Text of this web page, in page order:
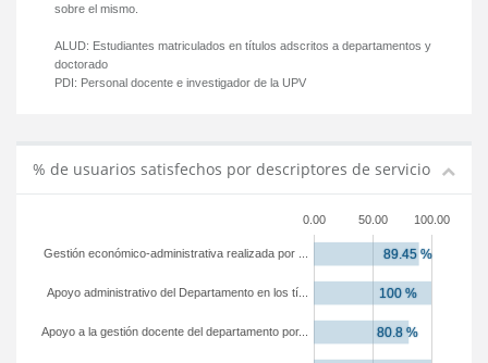
sobre el mismo.
ALUD: Estudiantes matriculados en títulos adscritos a departamentos y
doctorado
PDI: Personal docente e investigador de la UPV
% de usuarios satisfechos por descriptores de servicio
0.00 50.00 100.00
Apoyo a la gestión docente del departamento por...
Apoyo administrativo del Departamento en los tí...
Gestión económico-administrativa realizada por ...